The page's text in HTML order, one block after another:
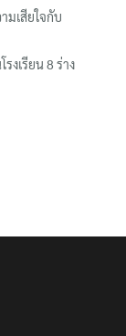
มเสียใจกับ
งเรียน 8 ร่าง